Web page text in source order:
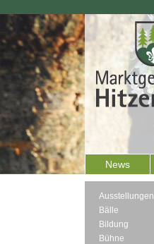
News
Ausstellungen
Bälle
Bildung
Bühne